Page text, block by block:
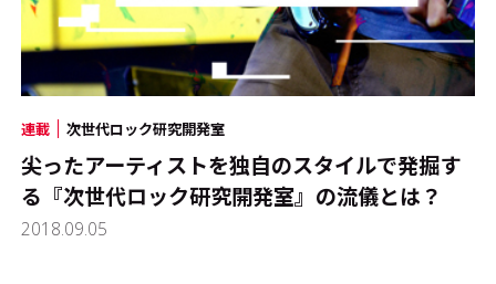
連載 次世代ロック研究開発室
尖ったアーティストを独自のスタイルで発掘す
る『次世代ロック研究開発室』の流儀とは？
2018.09.05